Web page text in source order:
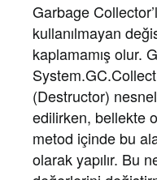
Garbage
kullanılmayan
kaplamamış olur.
(Destructor)
edilirken, bellekte
metod içinde bu
olarak yapılır. Bu